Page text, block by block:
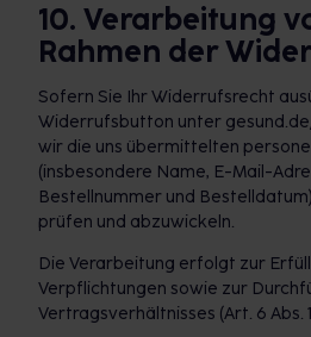
10. Verarbeitung
Rahmen der
Sofern Sie Ihr Widerrufsrecht
Widerrufsbutton unter
wir die uns übermittelten
(insbesondere Name, E-Mail-
Bestellnummer und
prüfen und abzuwickeln.
Die Verarbeitung erfolgt zur
Verpflichtungen sowie zur
Vertragsverhältnisses (Art. 6 Abs.